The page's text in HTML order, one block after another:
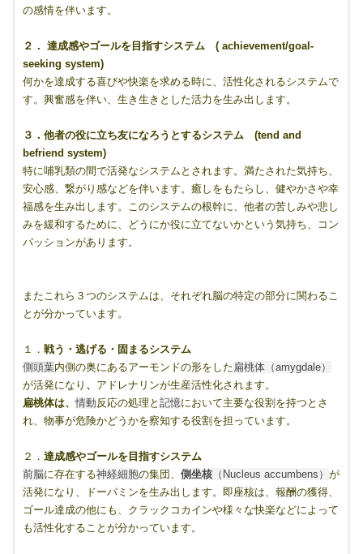
の感情を伴います。
２． 達成感やゴールを目指すシステム ( achievement/goal-
seeking system)
何かを達成する喜びや快楽を求める時に、活性化されるシステムで
す。興奮感を伴い、生き生きとした活力を生み出します。
３．他者の役に立ち友になろうとするシステム (tend and
befriend system)
特に哺乳類の間で活発なシステムとされます。満たされた気持ち、
安心感、繋がり感などを伴います。癒しをもたらし、健やかさや幸
福感を生み出します。このシステムの根幹に、他者の苦しみや悲し
みを緩和するために、どうにか役に立てないかという気持ち、コン
パッションがあります。
またこれら３つのシステムは、それぞれ脳の特定の部分に関わるこ
とが分かっています。
１． 戦う・逃げる・固まるシステム
側頭葉内側の奥にあるアーモンドの形をした扁桃体（amygdale）
が活発になり 、 アドレナリンが生産活性化されます。
扁桃体は、情動反応の処理と 記憶において主要な役割を持つとさ
れ、物事が危険かどうかを察知する役割を担っています。
２． 達成感やゴールを目指すシステム
前脳に存在する神経細胞の集団、 側坐核（Nucleus accumbens） が
活発になり、ドーパミンを生み出します。即座核は、報酬の獲得、
ゴール達成の他にも、クラックコカインや様々な快楽などによって
も活性化することが分かっています。